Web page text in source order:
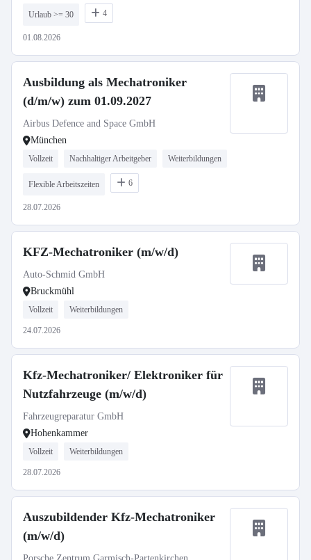
Urlaub >= 30 4
01.08.2026
Ausbildung als Mechatroniker
(d/m/w) zum 01.09.2027
Airbus Defence and Space GmbH
München
Vollzeit Nachhaltiger Arbeitgeber Weiterbildungen
Flexible Arbeitszeiten 6
28.07.2026
KFZ-Mechatroniker (m/w/d)
Auto-Schmid GmbH
Bruckmühl
Vollzeit Weiterbildungen
24.07.2026
Kfz-Mechatroniker/ Elektroniker für
Nutzfahrzeuge (m/w/d)
Fahrzeugreparatur GmbH
Hohenkammer
Vollzeit Weiterbildungen
28.07.2026
Auszubildender Kfz-Mechatroniker
(m/w/d)